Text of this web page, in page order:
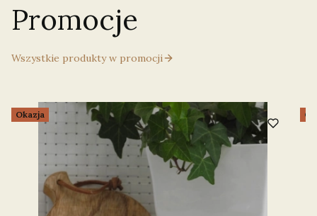
Promocje
Wszystkie produkty w promocji
Okazja